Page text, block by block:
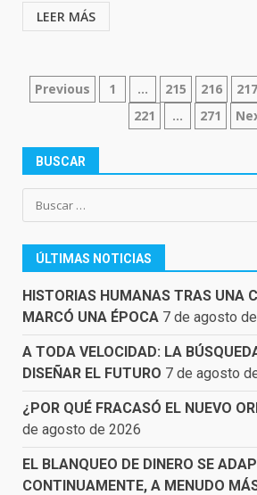
LEER MÁS
NAVEGACIÓN
DE
Previous 1 … 215 216 217
221
… 271
BUSCAR
Buscar:
ÚLTIMAS NOTICIAS
HISTORIAS HUMANAS TRAS UNA
MARCÓ UNA ÉPOCA 7 de agosto
A TODA VELOCIDAD: LA
DISEÑAR EL FUTURO 7 de agosto
¿POR QUÉ FRACASÓ EL NUEVO
de agosto de 2026
EL BLANQUEO DE DINERO SE
CONTINUAMENTE, A MENUDO